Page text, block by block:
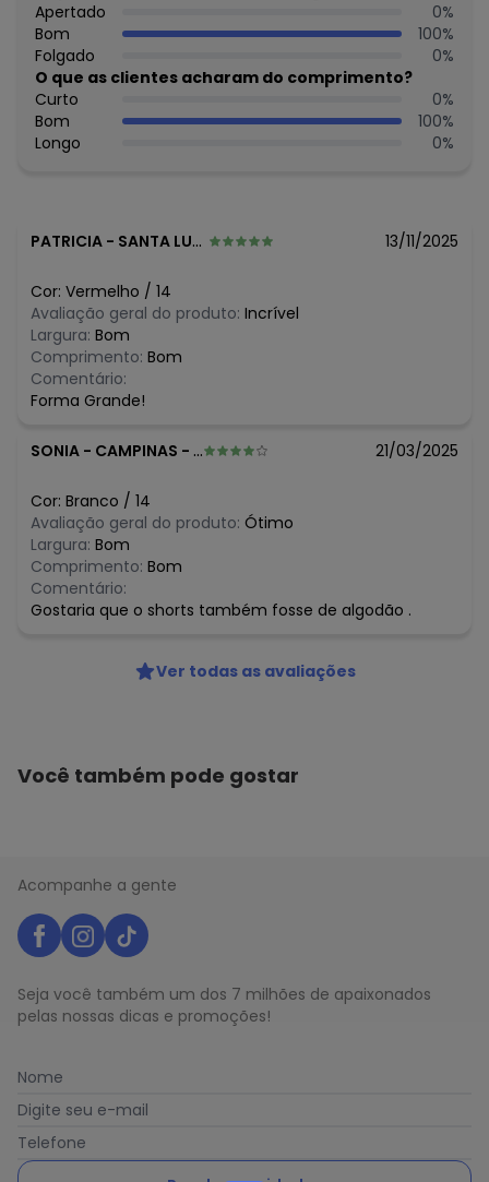
a seco
Tecido: Tactel
Composição: Shorts peca total 100% poliester - regata
peca total 100% algodao
Histórico de preços
O preço apresentado abaixo é o menor oferecido em
junho/2026 N/D*
abril/2026
março/2026
fevereiro/2026
Apertado
0%
Bom
100%
Folgado
0%
O que as clientes acharam do comprimento?
Curto
0%
Bom
100%
Longo
0%
PATRICIA - SANTA LUZIA - MG 13/11/2025
Cor: Vermelho / 14
Avaliação geral do produto: Incrível
Largura: Bom
Comprimento: Bom
Comentário:
Forma Grande!
SONIA - CAMPINAS - SP 21/03/2025
Cor: Branco / 14
Avaliação geral do produto: Ótimo
Largura: Bom
Comprimento: Bom
Comentário:
Gostaria que o shorts também fosse de algodão .
Ver todas as avaliações
Você também pode gostar
Acompanhe a gente
Seja você também um dos 7 milhões de apaixonados
pelas nossas dicas e promoções!
Nome
Digite seu e-mail
Telefone